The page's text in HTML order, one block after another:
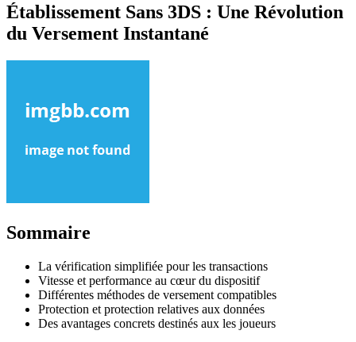
Établissement Sans 3DS : Une Révolution
du Versement Instantané
Sommaire
La vérification simplifiée pour les transactions
Vitesse et performance au cœur du dispositif
Différentes méthodes de versement compatibles
Protection et protection relatives aux données
Des avantages concrets destinés aux les joueurs